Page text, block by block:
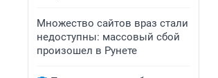
Множество сайтов враз стали
недоступны: массовый сбой
произошел в Рунете